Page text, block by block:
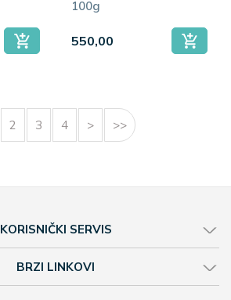
100g
550,00
2 3 4 > >>
KORISNIČKI SERVIS
BRZI LINKOVI